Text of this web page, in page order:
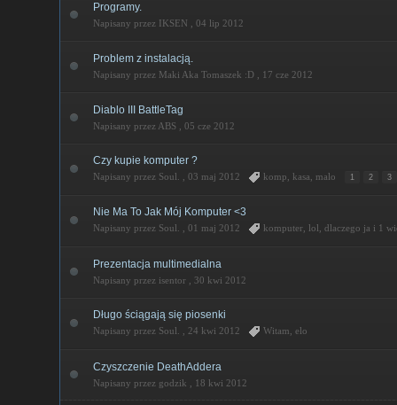
Programy.
Napisany przez IKSEN ,04 lip 2012
Problem z instalacją.
Napisany przez Maki Aka Tomaszek :D , 17 cze 2012
Diablo III BattleTag
Napisany przez ABS ,05 cze 2012
Czy kupie komputer ?
Napisany przez Soul. ,03 maj 2012 komp kasa malo 1 2 3
Nie Ma To Jak Mój Komputer <3
Napisany przez Soul. ,01 maj 2012 komputer lol ,dlaczego ja i 1
Prezentacja multimedialna
Napisany przez isentor ,30 kwi 2012
Długo ściągają się piosenki
Napisany przez Soul. , 24 kwi 2012 Witam ,elo
Czyszczenie DeathAddera
Napisany przez godzik , 18 kwi 2012